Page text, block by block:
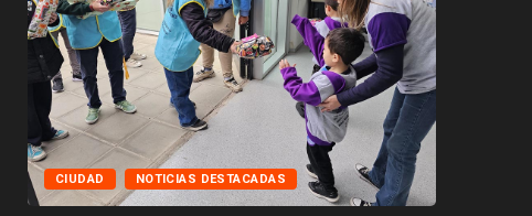
CIUDAD NOTICIAS DESTACADAS